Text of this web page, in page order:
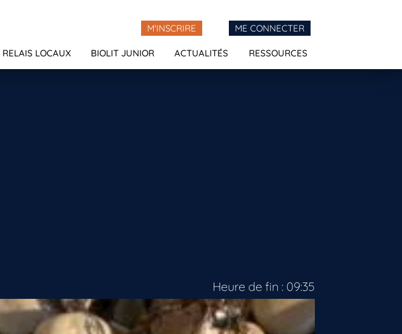
M'INSCRIRE ME CONNECTER
RELAIS LOCAUX BIOLIT JUNIOR ACTUALITÉS RESSOURCES
Heure de fin : 09:35